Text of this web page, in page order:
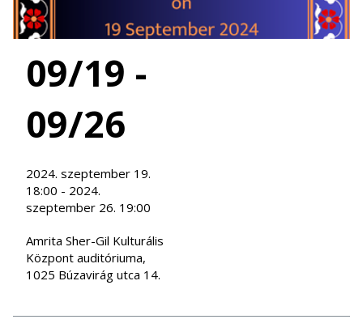
09/19 -
09/26
2024. szeptember 19.
18:00 - 2024.
szeptember 26. 19:00
Amrita Sher-Gil Kulturális
Központ auditóriuma,
1025 Búzavirág utca 14.